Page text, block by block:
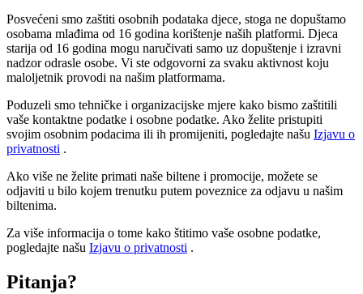
Posvećeni smo zaštiti osobnih podataka djece, stoga ne dopuštamo
osobama mlađima od 16 godina korištenje naših platformi. Djeca
starija od 16 godina mogu naručivati ​​samo uz dopuštenje i izravni
nadzor odrasle osobe. Vi ste odgovorni za svaku aktivnost koju
maloljetnik provodi na našim platformama.
Poduzeli smo tehničke i organizacijske mjere kako bismo zaštitili
vaše kontaktne podatke i osobne podatke. Ako želite pristupiti
svojim osobnim podacima ili ih promijeniti, pogledajte našu Izjavu o
privatnosti .
Ako više ne želite primati naše biltene i promocije, možete se
odjaviti u bilo kojem trenutku putem poveznice za odjavu u našim
biltenima.
Za više informacija o tome kako štitimo vaše osobne podatke,
pogledajte našu Izjavu o privatnosti .
Pitanja?